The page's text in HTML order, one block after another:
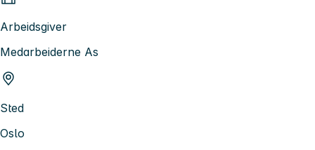
Arbeidsgiver
Medarbeiderne As
Sted
Oslo